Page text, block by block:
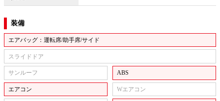
装備
エアバッグ：運転席/助手席/サイド
スライドドア
サンルーフ ABS
エアコン Wエアコン